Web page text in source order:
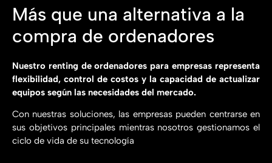
Más que una alternativa a la
compra de ordenadores
Nuestro renting de ordenadores para empresas representa
flexibilidad, control de costos y la capacidad de actualizar
equipos según las necesidades del mercado.
Con nuestras soluciones, las empresas pueden centrarse en
sus objetivos principales mientras nosotros gestionamos el
ciclo de vida de su tecnología